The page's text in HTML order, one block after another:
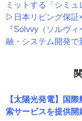
ミットする「シミ
▷ 日本リビング保
『Solvvy（ソルヴ
融・システム開発で
【太陽光発電】国
索サービスを提供開